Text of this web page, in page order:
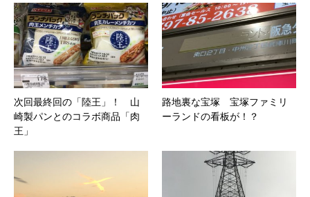
次回最終回の「陸王」！ 山
崎製パンとのコラボ商品「肉
王」
路地裏な宝塚 宝塚ファミリ
ーランドの看板が！？